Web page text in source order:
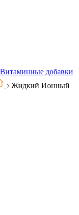
добавки
Жидкий Ионный